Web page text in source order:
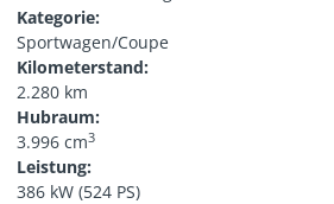
Kategorie:
Sportwagen/Coupe
Kilometerstand:
2.280 km
Hubraum:
3.996 cm3
Leistung:
386 kW (524 PS)